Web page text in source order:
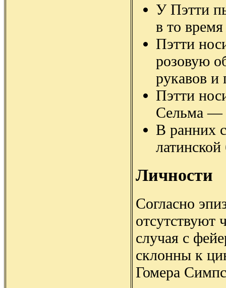
У Пэтти
в то
Пэтти
розовую
рукавов и
Пэтти
Сельма —
В ранних
Личности
Согласно
отсутствуют
случая с
склонны к
Гомера